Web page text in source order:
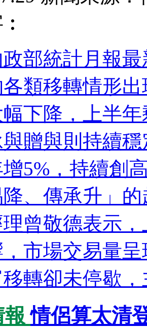
部統計月報
各類移轉情形
下降，上半
贈與則持續
5%，持續創
降、傳承升」
曾敬德表示
市場交易量
轉卻未停歇
報情侶算太清